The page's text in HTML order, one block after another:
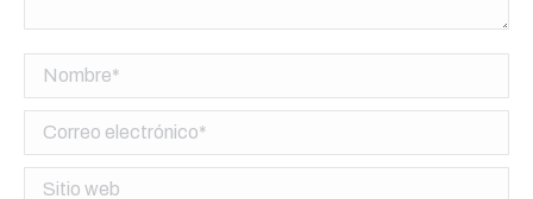
Nombre *
Correo electrónico *
Sitio web